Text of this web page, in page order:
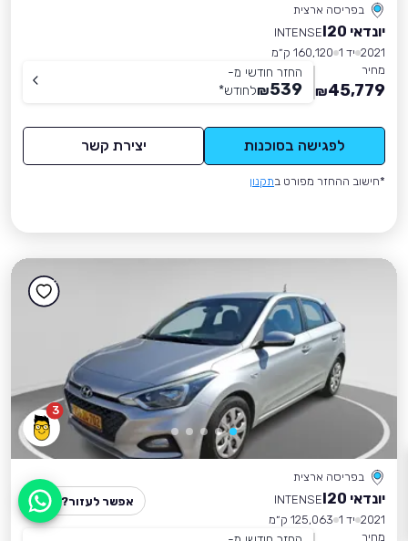
בפריסה ארצית
יונדאי I20
INTENSE
2021 יד 1
160,120 ק״מ
מחיר
45,779
₪
החזר חודשי מ-
539
₪לחודש*
לפגישה בסוכנות יצירת קשר
*חישוב ההחזר מפורט בתקנון
3
בפריסה ארצית
יונדאי I20
INTENSE
2021 יד 1
125,063 ק״מ
מחיר
אפשר לעזור?